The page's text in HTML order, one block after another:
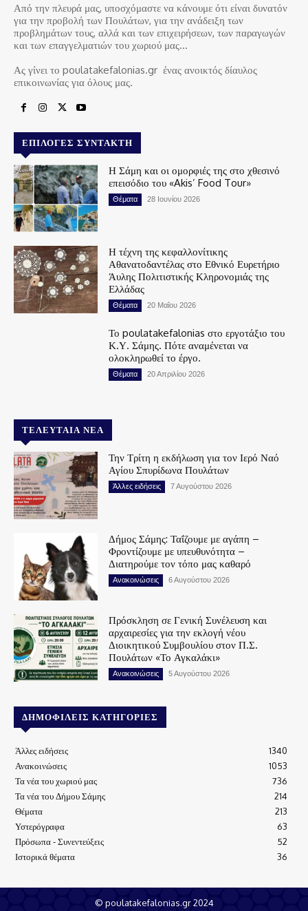
Από την πλευρά μας, υποσχόμαστε να κάνουμε ότι είναι δυνατόν
για την προβολή των Πουλάτων, για την ανάδειξη των
προβλημάτων τους, αλλά και των επιχειρήσεων, των παραγωγών
και των επαγγελματιών του χωριού μας…
Ας γίνει το poulatakefalonias.gr ένας ανοικτός δίαυλος
επικοινωνίας για όλους μας.
ΕΠΙΛΟΓΈΣ ΣΥΝΤΆΚΤΗ
Η Σάμη και οι ομορφιές της στο χθεσινό
επεισόδιο του «Akis’ Food Tour»
Θέματα 28 Ιουνίου 2026
Η τέχνη της κεφαλλονίτικης
Αθανατοδαντέλας στο Εθνικό Ευρετήριο
Άυλης Πολιτιστικής Κληρονομιάς της
Ελλάδας
Θέματα 20 Μαΐου 2026
Το poulatakefalonias στο εργοτάξιο του
Κ.Υ. Σάμης. Πότε αναμένεται να
ολοκληρωθεί το έργο.
Θέματα 20 Απριλίου 2026
ΤΕΛΕΥΤΑΊΑ ΝΈΑ
Την Τρίτη η εκδήλωση για τον Ιερό Ναό
Αγίου Σπυρίδωνα Πουλάτων
Άλλες ειδήσεις 7 Αυγούστου 2026
Δήμος Σάμης: Ταΐζουμε με αγάπη –
Φροντίζουμε με υπευθυνότητα –
Διατηρούμε τον τόπο μας καθαρό
Ανακοινώσεις 6 Αυγούστου 2026
Πρόσκληση σε Γενική Συνέλευση και
αρχαιρεσίες για την εκλογή νέου
Διοικητικού Συμβουλίου στον Π.Σ.
Πουλάτων «Το Αγκαλάκι»
Ανακοινώσεις 5 Αυγούστου 2026
ΔΗΜΟΦΙΛΕΊΣ ΚΑΤΗΓΟΡΊΕΣ
Άλλες ειδήσεις
1340
Ανακοινώσεις
1053
Τα νέα του χωριού μας
736
Τα νέα του Δήμου Σάμης
214
Θέματα
213
Υστερόγραφα
63
Πρόσωπα - Συνεντεύξεις
52
Ιστορικά θέματα
36
© poulatakefalonias.gr 2024